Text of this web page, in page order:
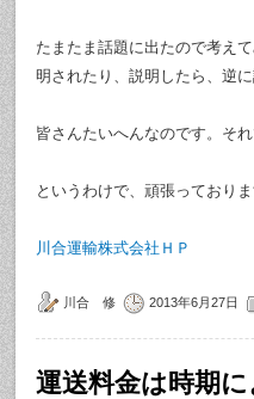
たまたま話題に出たので考え
明されたり、説明したら、逆
皆さんたいへんなのです。そ
というわけで、頑張っておりま
川合運輸株式会社ＨＰ
川合 修 2013年6月27日
運送料金は時期